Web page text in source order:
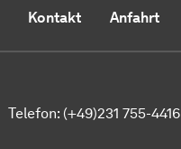
Kontakt Anfahrt
Telefon: (+49)231 755-4416